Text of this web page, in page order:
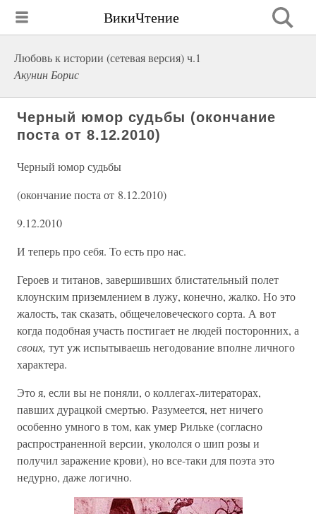
ВикиЧтение
Любовь к истории (сетевая версия) ч.1
Акунин Борис
Черный юмор судьбы (окончание
поста от 8.12.2010)
Черный юмор судьбы
(окончание поста от 8.12.2010)
9.12.2010
И теперь про себя. То есть про нас.
Героев и титанов, завершивших блистательный полет
клоунским приземлением в лужу, конечно, жалко. Но это
жалость, так сказать, общечеловеческого сорта. А вот
когда подобная участь постигает не людей посторонних, а
своих, тут уж испытываешь негодование вполне личного
характера.
Это я, если вы не поняли, о коллегах-литераторах,
павших дурацкой смертью. Разумеется, нет ничего
особенно умного в том, как умер Рильке (согласно
распространенной версии, укололся о шип розы и
получил заражение крови), но все-таки для поэта это
недурно, даже логично.